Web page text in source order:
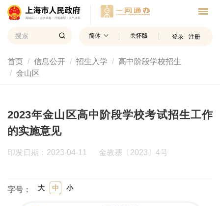
简体 关怀版 登录 注册
首页 信息公开 招生入学
高中阶段学校招生
金山区
2023年金山区高中阶段学校考试招生工作
的实施意见
印发日期：2023-04-11 金教基〔2023〕4号
字号： 大 中 小